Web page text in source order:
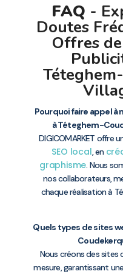
FAQ -
Doutes
Offres
Pourquoi faire appel
à Téteghem-
DIGICOMARKET offre
SEO local, en
graphisme. Nous
nos collaborateurs,
chaque réalisation à
Quels types de sites
Nous créons des
mesure, garantissant